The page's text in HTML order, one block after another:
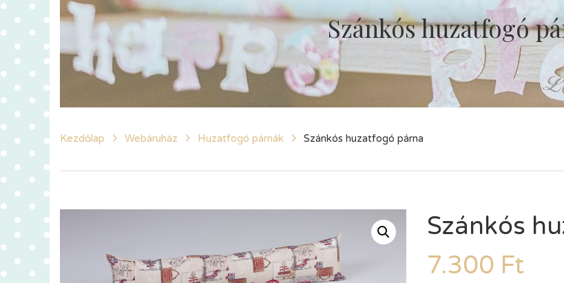
Szánkós huzatfogó
Kezdőlap Webáruház Huzatfogó párnák Szánkós huzatfogó párna
Szánkós
7.300 Ft